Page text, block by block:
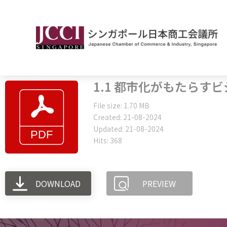
1.1 都市化がもたらす
File size: 1.70 MB
Created: 21-08-2024
Updated: 21-08-2024
Hits: 368
DOWNLOAD PREVIEW